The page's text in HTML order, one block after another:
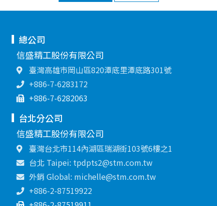
總公司
信盛精工股份有限公司
臺灣高雄市岡山區820潭底里潭底路301號
+886-7-6283172
+886-7-6282063
台北分公司
信盛精工股份有限公司
臺灣台北市114內湖區瑞湖街103號6樓之1
台北 Taipei: tpdpts2@stm.com.tw
外銷 Global: michelle@stm.com.tw
+886-2-87519922